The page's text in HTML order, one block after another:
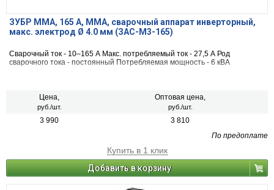
ЗУБР ММА, 165 А, MMA, сварочный аппарат инверторный,
макс. электрод Ø 4.0 мм (ЗАС-М3-165)
Сварочный ток - 10–165 А Макс. потребляемый ток - 27,5 А Род
сварочного тока - постоянный Потребляемая мощность - 6 кВА
Цена,
руб./шт.
Оптовая цена,
руб./шт.
3 990
3 810
По предоплате
Купить в 1 клик
Добавить в корзину